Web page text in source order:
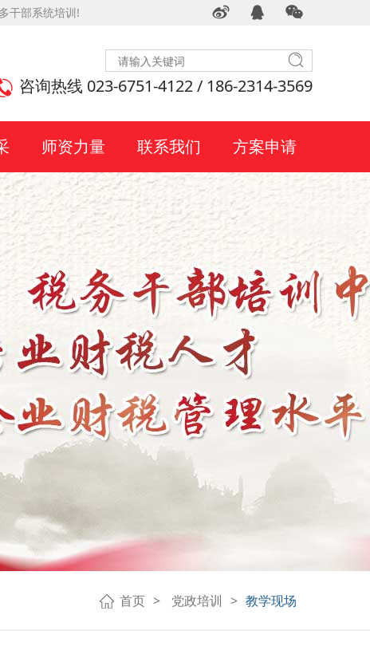
干部系统培训!
咨询热线 023-6751-4122 / 186-2314-3569
师资力量 联系我们 方案申请
首页 党政培训 教学现场